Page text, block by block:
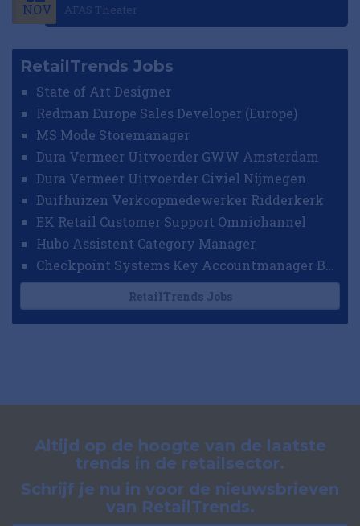
NOV AFAS Theater
RetailTrends Jobs
State of Art Designer
Redman Europe Sales Developer (Europe)
MS Mode Storemanager
Dura Vermeer Uitvoerder GWW Amsterdam
Dura Vermeer Uitvoerder Civiel Nijmegen
Duifhuizen Verkoopmedewerker Ridderkerk
EK Retail Customer Support Omnichannel
Hubo Assistent Category Manager
Checkpoint Systems Key Accountmanager Benelux
RetailTrends Jobs
Altijd op de hoogte van de laatste
trends in de retailsector.
Schrijf je nu in voor de nieuwsbrieven
van RetailTrends.